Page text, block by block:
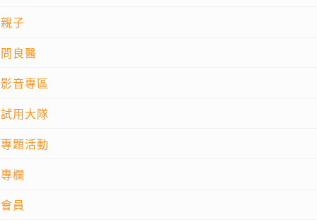
親子
問良醫
影音專區
試用大隊
專題活動
專欄
會員